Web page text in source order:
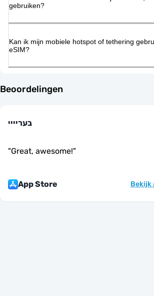
gebruiken?
Kan ik mijn mobiele hotspot of tethering
eSIM?
Beoordelingen
בעריייי
"Great, awesome!"
App Store Bekijk